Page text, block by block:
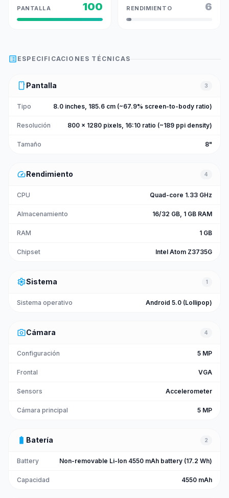
PANTALLA 100 RENDIMIENTO 6
list_alt ESPECIFICACIONES TÉCNICAS
smartphone Pantalla 3
Tipo 8.0 inches, 185.6 cm (~67.9% screen-to-body ratio)
Resolución 800 x 1280 pixels, 16:10 ratio (~189 ppi density)
Tamaño 8"
speedRendimiento 4
CPU Quad-core 1.33 GHz
Almacenamiento 16/32 GB, 1 GB RAM
RAM 1 GB
Chipset Intel Atom Z3735G
settingsSistema 1
Sistema operativo Android 5.0 (Lollipop)
photo_cameraCámara 4
Configuración 5 MP
Frontal VGA
Sensors Accelerometer
Cámara principal 5 MP
battery_full Batería 2
Battery Non-removable Li-Ion 4550 mAh battery (17.2 Wh)
Capacidad 4550 mAh